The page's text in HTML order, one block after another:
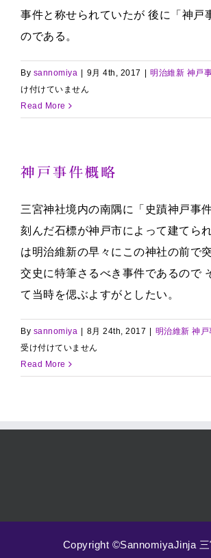
事件と称せられていたが 後に「神戸
のである。
By sannomiya 9月 4th, 2017 明治維新 神戸
け付けていません
Read More
神戸事件概略
三宮神社境内の南隅に「史蹟神戸事
刻んだ石標が神戸市によって建てら
は明治維新の早々にこの神社の前で
交史に特筆さるべき事件であるので
て当時を偲ぶよすがとしたい。
By sannomiya 8月 24th, 2017 明治維新 神戸
受け付けていません
Read More
Copyright ©SannomiyaJinja